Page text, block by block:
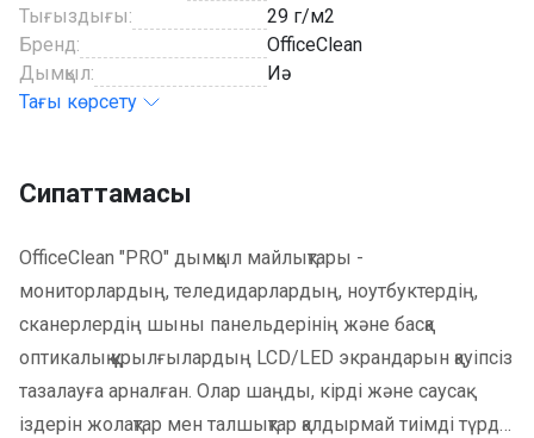
Тығыздығы:
29 г/м2
Бренд:
OfficeClean
Дымқыл:
Иә
Тағы көрсету
Сипаттамасы
OfficeClean "PRO" дымқыл майлықтары -
мониторлардың, теледидарлардың, ноутбуктердің,
сканерлердің шыны панельдерінің және басқа
оптикалық құрылғылардың LCD/LED экрандарын қауіпсіз
тазалауға арналған. Олар шаңды, кірді және саусақ
іздерін жолақтар мен талшықтар қалдырмай тиімді түрде